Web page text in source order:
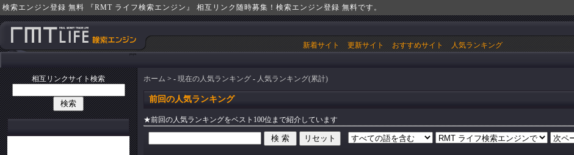
検索エンジン登録 無料 『RMT ライフ検索エンジン』 相互リンク随時募集！検索エンジン登録 無料です。
新着サイト 更新サイト おすすめサイト 人気ランキング
相互リンクサイト検索 ホーム > - 現在の人気ランキング - 人気ランキング(累計)
前回の人気ランキング
★前回の人気ランキングをベスト100位まで紹介しています